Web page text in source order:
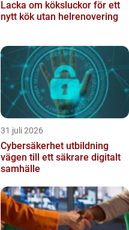
Lacka om köksluckor för ett
nytt kök utan helrenovering
31 juli 2026
Cybersäkerhet utbildning
vägen till ett säkrare digitalt
samhälle